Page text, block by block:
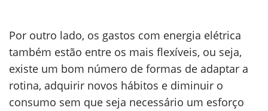
Por outro lado, os gastos com energia elétrica
também estão entre os mais flexíveis, ou seja,
existe um bom número de formas de adaptar a
rotina, adquirir novos hábitos e diminuir o
consumo sem que seja necessário um esforço